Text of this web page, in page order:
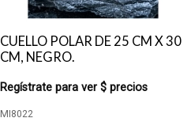
CUELLO POLAR DE 25 CM X 30
CM, NEGRO.
Regístrate para ver $ precios
MI8022